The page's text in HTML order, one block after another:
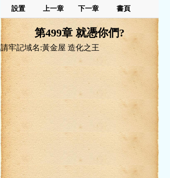
設置 上一章 下一章 書頁
第499章 就憑你們?
請牢記域名:黃金屋 造化之王